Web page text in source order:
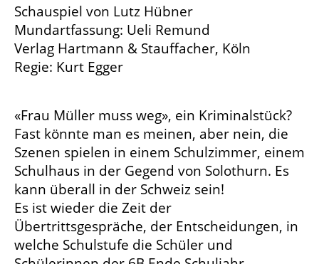
Schauspiel von Lutz Hübner
Mundartfassung: Ueli Remund
Verlag Hartmann & Stauffacher, Köln
Regie: Kurt Egger
«Frau Müller muss weg», ein Kriminalstück?
Fast könnte man es meinen, aber nein, die
Szenen spielen in einem Schulzimmer, einem
Schulhaus in der Gegend von Solothurn. Es
kann überall in der Schweiz sein!
Es ist wieder die Zeit der
Übertrittsgespräche, der Entscheidungen, in
welche Schulstufe die Schüler und